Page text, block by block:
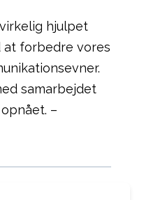
hjulpet
at forbedre vores
samarbejdet
–